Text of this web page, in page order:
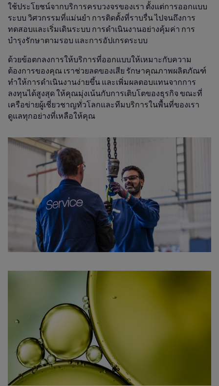
ใช้ประโยชน์จากบริการครบวงจรของเรา ตั้งแต่การออกแบบ
ระบบ วิศวกรรมที่แม่นยำ การติดตั้งที่ราบรื่น ไปจนถึงการ
ทดสอบและเริ่มเดินระบบ การดำเนินงานอย่างคุ้มค่า การ
บำรุงรักษาตามรอบ และการอัปเกรดระบบ
ด้วยข้อตกลงการให้บริการที่ออกแบบให้เหมาะกับความ
ต้องการของคุณ เราช่วยลดของเสีย รักษาคุณภาพผลิตภัณฑ์
ทำให้การดำเนินงานง่ายขึ้น และเพิ่มผลตอบแทนจากการ
ลงทุนได้สูงสุด ให้คุณมุ่งเน้นกับการเติบโตของธุรกิจ ขณะที่
เครือข่ายผู้เชี่ยวชาญทั่วโลกและทีมบริการในพื้นที่ของเรา
ดูแลทุกอย่างที่เหลือให้คุณ